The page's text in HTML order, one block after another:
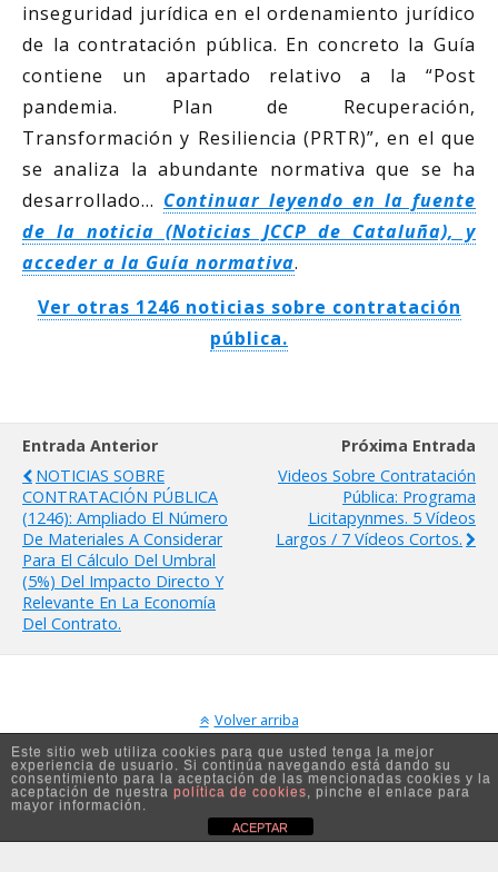
inseguridad jurídica en el ordenamiento jurídico
de la contratación pública. En concreto la Guía
contiene un apartado relativo a la “Post
pandemia. Plan de Recuperación,
Transformación y Resiliencia (PRTR)”, en el que
se analiza la abundante normativa que se ha
desarrollado… Continuar leyendo en la fuente
de la noticia (Noticias JCCP de Cataluña), y
acceder a la Guía normativa.
Ver otras 1246 noticias sobre contratación
pública.
Entrada Anterior
NOTICIAS SOBRE
CONTRATACIÓN PÚBLICA
(1246): Ampliado El Número
De Materiales A Considerar
Para El Cálculo Del Umbral
(5%) Del Impacto Directo Y
Relevante En La Economía
Del Contrato.
Próxima Entrada
Videos Sobre Contratación
Pública: Programa
Licitapynmes. 5 Vídeos
Largos / 7 Vídeos Cortos.
Volver arriba
Móvil Escritorio
Este sitio web utiliza cookies para que usted tenga la mejor
experiencia de usuario. Si continúa navegando está dando su
consentimiento para la aceptación de las mencionadas cookies y la
aceptación de nuestra política de cookies, pinche el enlace para
mayor información.
ACEPTAR